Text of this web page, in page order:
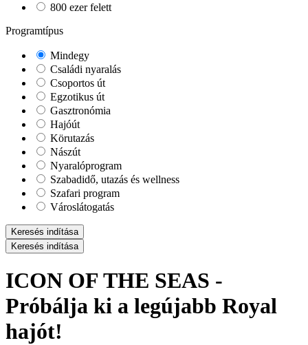
800 ezer felett
Programtípus
Mindegy
Családi nyaralás
Csoportos út
Egzotikus út
Gasztronómia
Hajóút
Körutazás
Nászút
Nyaralóprogram
Szabadidő, utazás és wellness
Szafari program
Városlátogatás
Keresés indítása
Keresés indítása
ICON OF THE SEAS -
Próbálja ki a legújabb Royal
hajót!